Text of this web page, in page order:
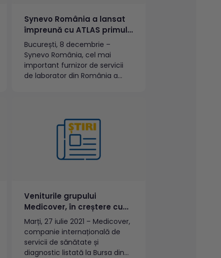
Synevo România a lansat
împreună cu ATLAS primul
serviciu de consultații
virtuale pentru
interpretarea rezultatelor
analizelor medicale
București, 8 decembrie –
Synevo România, cel mai
important furnizor de servicii
de laborator din România a
interpretării rezultatelor
analizelor medicale. Serviciul
Synevo Decoder poate fi
accesat de persoanele care au
nevoie de clarificări pentru
Veniturile grupului
Medicover, în creștere cu
52,2% în prima jumătate a
anului
Marți, 27 iulie 2021 – Medicover,
companie internațională de
servicii de sănătate și
diagnostic listată la Bursa din